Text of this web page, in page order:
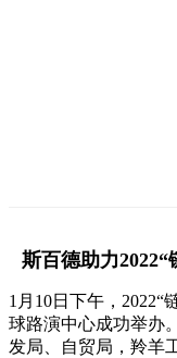
斯百德助力
1月10日下午，
球路演中心成功举办
发局、自贸局，羚羊